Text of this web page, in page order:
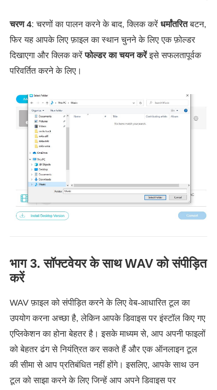
चरण 4: चरणों का पालन करने के बाद, क्लिक करें धर्मांतरितबटन,
फिर यह आपके लिए फ़ाइल का स्थान चुनने के लिए एक फ़ोल्डर
दिखाएगा और क्लिक करेंफोल्डर का चयन करेंइसे सफलतापूर्वक
परिवर्तित करने के लिए।
भाग 3. सॉफ्टवेयर के साथ WAV को संपीड़ित
करें
WAV फ़ाइल को संपीड़ित करने के लिए वेब-आधारित टूल का
उपयोग करना अच्छा है, लेकिन आपके डिवाइस पर इंस्टॉल किए गए
एप्लिकेशन का होना बेहतर है। इसके माध्यम से, आप अपनी फाइलों
को बेहतर ढंग से नियंत्रित कर सकते हैं और एक ऑनलाइन टूल
की सीमा से आप प्रतिबंधित नहीं होंगे। इसलिए, आपके साथ उन
टूल को साझा करने के लिए जिन्हें आप अपने डिवाइस पर